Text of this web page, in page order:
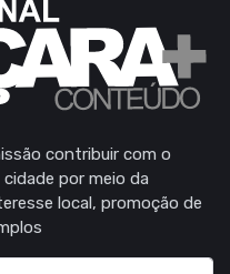
contribuir com o
por meio da
local, promoção de